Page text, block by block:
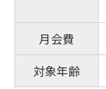
月会費
対象年齢